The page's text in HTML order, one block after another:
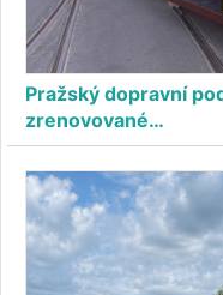
Pražský dopravní
zrenovované…